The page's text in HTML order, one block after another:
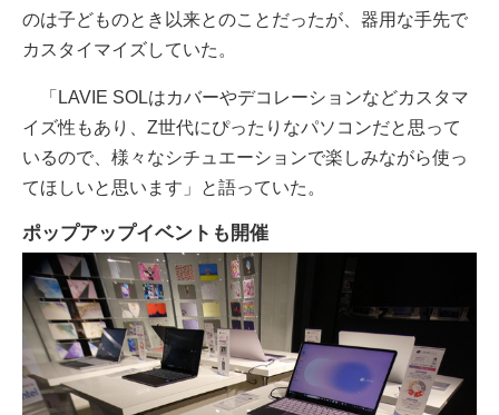
のは子どものとき以来とのことだったが、器用な手先で
カスタイマイズしていた。
「LAVIE SOLはカバーやデコレーションなどカスタマ
イズ性もあり、Z世代にぴったりなパソコンだと思って
いるので、様々なシチュエーションで楽しみながら使っ
てほしいと思います」と語っていた。
ポップアップイベントも開催